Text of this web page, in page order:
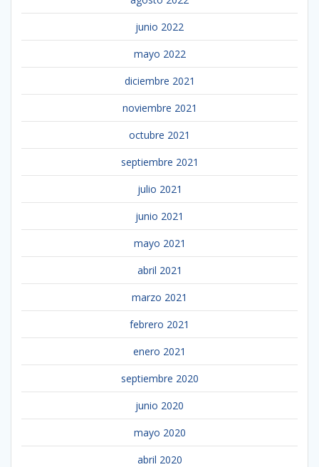
junio 2022
mayo 2022
diciembre 2021
noviembre 2021
octubre 2021
septiembre 2021
julio 2021
junio 2021
mayo 2021
abril 2021
marzo 2021
febrero 2021
enero 2021
septiembre 2020
junio 2020
mayo 2020
abril 2020